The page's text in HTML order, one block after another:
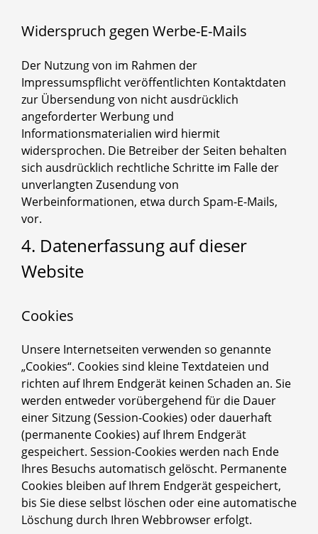
Widerspruch gegen Werbe-E-Mails
Der Nutzung von im Rahmen der
Impressumspflicht veröffentlichten Kontaktdaten
zur Übersendung von nicht ausdrücklich
angeforderter Werbung und
Informationsmaterialien wird hiermit
widersprochen. Die Betreiber der Seiten behalten
sich ausdrücklich rechtliche Schritte im Falle der
unverlangten Zusendung von
Werbeinformationen, etwa durch Spam-E-Mails,
vor.
4. Datenerfassung auf dieser
Website
Cookies
Unsere Internetseiten verwenden so genannte
„Cookies“. Cookies sind kleine Textdateien und
richten auf Ihrem Endgerät keinen Schaden an. Sie
werden entweder vorübergehend für die Dauer
einer Sitzung (Session-Cookies) oder dauerhaft
(permanente Cookies) auf Ihrem Endgerät
gespeichert. Session-Cookies werden nach Ende
Ihres Besuchs automatisch gelöscht. Permanente
Cookies bleiben auf Ihrem Endgerät gespeichert,
bis Sie diese selbst löschen oder eine automatische
Löschung durch Ihren Webbrowser erfolgt.